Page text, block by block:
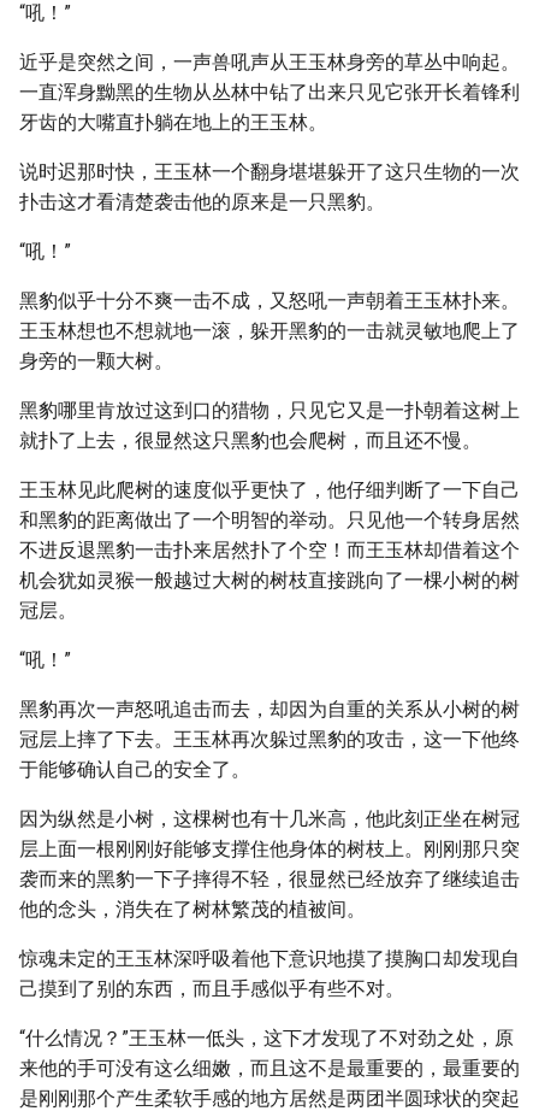
“吼！”
近乎是突然之间，一声兽吼声从王玉林身旁的草丛中响起。
一直浑身黝黑的生物从丛林中钻了出来只见它张开长着锋利
牙齿的大嘴直扑躺在地上的王玉林。
说时迟那时快，王玉林一个翻身堪堪躲开了这只生物的一次
扑击这才看清楚袭击他的原来是一只黑豹。
“吼！”
黑豹似乎十分不爽一击不成，又怒吼一声朝着王玉林扑来。
王玉林想也不想就地一滚，躲开黑豹的一击就灵敏地爬上了
身旁的一颗大树。
黑豹哪里肯放过这到口的猎物，只见它又是一扑朝着这树上
就扑了上去，很显然这只黑豹也会爬树，而且还不慢。
王玉林见此爬树的速度似乎更快了，他仔细判断了一下自己
和黑豹的距离做出了一个明智的举动。只见他一个转身居然
不进反退黑豹一击扑来居然扑了个空！而王玉林却借着这个
机会犹如灵猴一般越过大树的树枝直接跳向了一棵小树的树
冠层。
“吼！”
黑豹再次一声怒吼追击而去，却因为自重的关系从小树的树
冠层上摔了下去。王玉林再次躲过黑豹的攻击，这一下他终
于能够确认自己的安全了。
因为纵然是小树，这棵树也有十几米高，他此刻正坐在树冠
层上面一根刚刚好能够支撑住他身体的树枝上。刚刚那只突
袭而来的黑豹一下子摔得不轻，很显然已经放弃了继续追击
他的念头，消失在了树林繁茂的植被间。
惊魂未定的王玉林深呼吸着他下意识地摸了摸胸口却发现自
己摸到了别的东西，而且手感似乎有些不对。
“什么情况？”王玉林一低头，这下才发现了不对劲之处，原
来他的手可没有这么细嫩，而且这不是最重要的，最重要的
是刚刚那个产生柔软手感的地方居然是两团半圆球状的突起